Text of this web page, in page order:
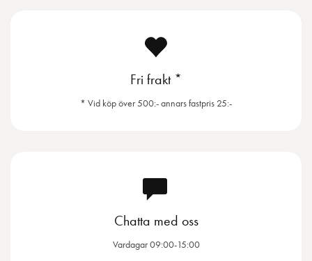
Fri frakt *
* Vid köp över 500:- annars fastpris 25:-
Chatta med oss
Vardagar 09:00-15:00